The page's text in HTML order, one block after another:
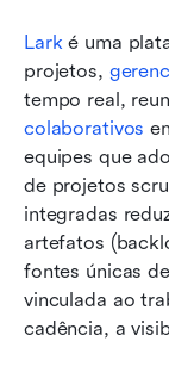
Lark é uma
projetos,
tempo real,
colaborativos
equipes que
de projetos
integradas
artefatos
fontes únicas
vinculada ao
cadência, a